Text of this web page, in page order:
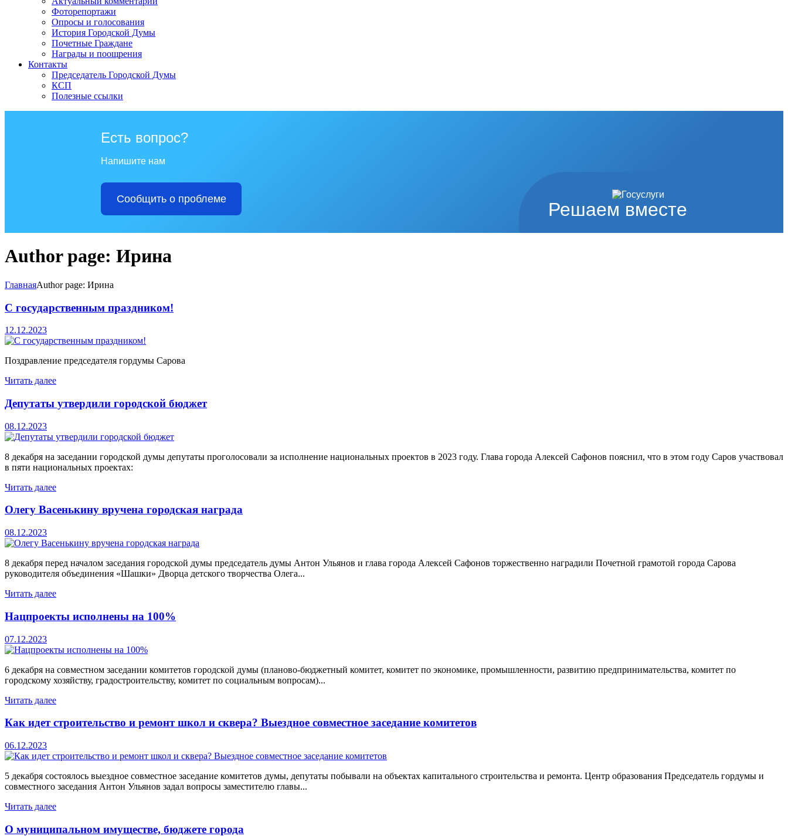
Фоторепортажи
Опросы и голосования
История Городской Думы
Почетные Граждане
Награды и поощрения
Контакты
Председатель Городской Думы
КСП
Полезные ссылки
Решаем вместе
Есть вопрос?
Напишите нам
Сообщить о проблеме
Author page: Ирина
ГлавнаяAuthor page: Ирина
С государственным праздником!
12.12.2023
Поздравление председателя гордумы Сарова
Читать далее
Депутаты утвердили городской бюджет
08.12.2023
8 декабря на заседании городской думы депутаты проголосовали за исполнение национальных проектов в 2023 году. Глава города Алексей Сафонов пояснил, что в этом году Саров участвовал
в пяти национальных проектах:
Читать далее
Олегу Васенькину вручена городская награда
08.12.2023
8 декабря перед началом заседания городской думы председатель думы Антон Ульянов и глава города Алексей Сафонов торжественно наградили Почетной грамотой города Сарова
руководителя объединения «Шашки» Дворца детского творчества Олега...
Читать далее
Нацпроекты исполнены на 100%
07.12.2023
6 декабря на совместном заседании комитетов городской думы (планово-бюджетный комитет, комитет по экономике, промышленности, развитию предпринимательства, комитет по
городскому хозяйству, градостроительству, комитет по социальным вопросам)...
Читать далее
Как идет строительство и ремонт школ и сквера? Выездное совместное заседание комитетов
06.12.2023
5 декабря состоялось выездное совместное заседание комитетов думы, депутаты побывали на объектах капитального строительства и ремонта. Центр образования Председатель гордумы и
совместного заседания Антон Ульянов задал вопросы заместителю главы...
Читать далее
О муниципальном имуществе, бюджете города